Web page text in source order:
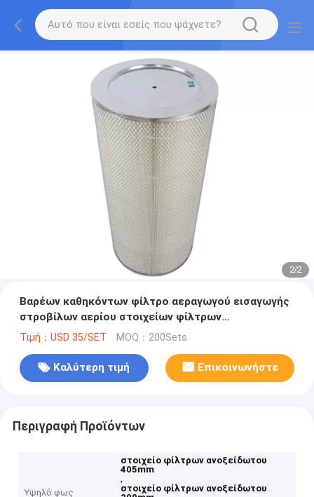
2/2
Βαρέων καθηκόντων φίλτρο αεραγωγού εισαγωγής
στροβίλων αερίου στοιχείων φίλτρων
ανοξείδωτου σκόνης
Τιμή：USD 35/SET MOQ：200Sets
Καλύτερη τιμή Επικοινωνήστε
Περιγραφή Προϊόντων
Υψηλό φως
στοιχείο φίλτρων ανοξείδωτου
405mm
,
στοιχείο φίλτρων ανοξείδωτου